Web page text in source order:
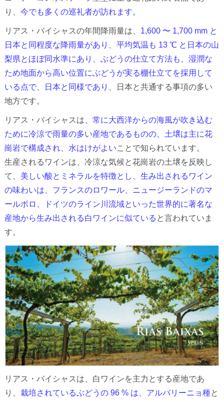
り、 今でも多くの巡礼者が訪れます。
リアス・バイシャスの年間降雨量は、 1,600 〜 1,700 mm と
日本と同程度な降雨量があり、平均気温も 13 ℃ と日本の山
梨県とほぼ同水準にあり、ぶどうの仕立て方法も、湿潤な
ため地面から高い位置にぶどうが実る棚仕立てを採用して
いる点で、日本と同様であり、
日本と共通する事項の多い
地方です。
リアス・バイシャスは、 常に大西洋からの海風が吹き込む
ために冷涼で雨量の多い産地であるものの、土壌は主に花
崗岩で構成され、水はけがよいことで知られています。
生産されるワインは、冷涼な気候と花崗岩の土壌を反映し
て、 美しい酸とミネラルを特徴とし、生み出されるワイン
の味わいは、フランスのロワール、ニュージーランドのマ
ールボロ、ドイツのライン川流域といった世界的に著名な
産地から生み出される白ワインに似ている と言われていま
す。
リアス・バイシャスは、白ワインを主力とする産地であ
り、 栽培されているぶどうの 96 % は、アルバリーニョ種と